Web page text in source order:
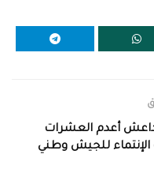
أعدم العشرات
الإنتماء للجيش وطني